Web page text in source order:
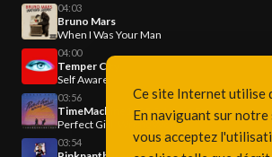
04:03
Bruno Mars
When I Was Your Man
04:00
Temper City
Self Aware
03:56
TimeMachine1985 & Jessie Frye
Perfect Girl, Wrong World
03:54
Ce site Internet utilise
En naviguant sur
vous acceptez